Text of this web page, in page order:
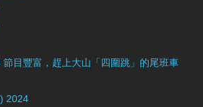
目豐富，趕上大山「四圍跳」的尾班車
2024